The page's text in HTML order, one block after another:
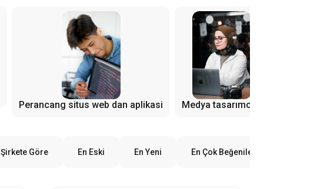
Perancang situs web dan aplikasi
Medya tasarımcısı
Şirkete Göre En Eski En Yeni En Çok Beğenilen